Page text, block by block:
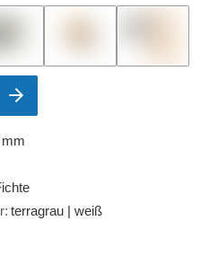
: terragrau | weiß